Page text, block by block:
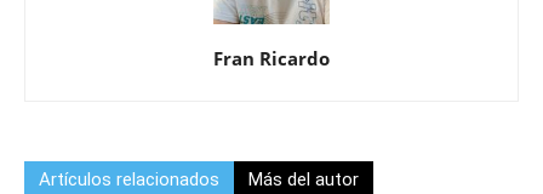
Fran Ricardo
Artículos relacionados Más del autor